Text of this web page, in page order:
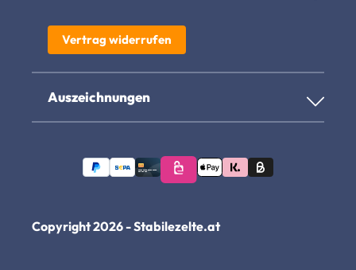
Vertrag widerrufen
Auszeichnungen
Copyright 2026 - Stabilezelte.at